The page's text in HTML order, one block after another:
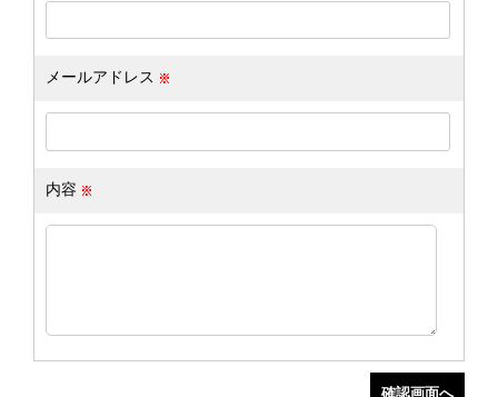
メールアドレス
内容